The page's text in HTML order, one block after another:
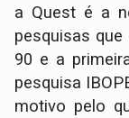
a Quest é a
pesquisas
90 e a
pesquisa
motivo pelo